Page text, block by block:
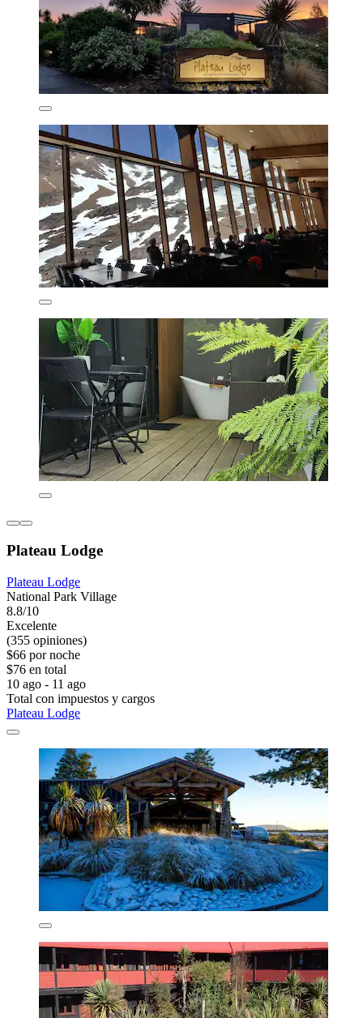
Plateau Lodge
Plateau Lodge
National Park Village
8.8/10
Excelente
(355 opiniones)
$66 por noche
$76 en total
10 ago - 11 ago
Total con impuestos y cargos
Plateau Lodge